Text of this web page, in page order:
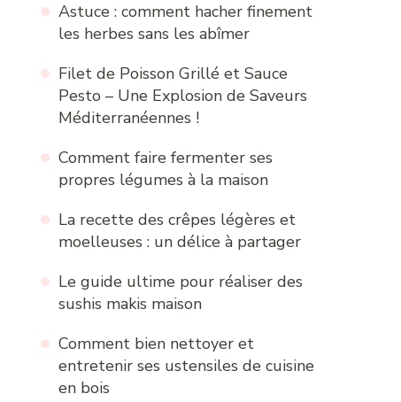
Astuce : comment hacher finement
les herbes sans les abîmer
Filet de Poisson Grillé et Sauce
Pesto – Une Explosion de Saveurs
Méditerranéennes !
Comment faire fermenter ses
propres légumes à la maison
La recette des crêpes légères et
moelleuses : un délice à partager
Le guide ultime pour réaliser des
sushis makis maison
Comment bien nettoyer et
entretenir ses ustensiles de cuisine
en bois